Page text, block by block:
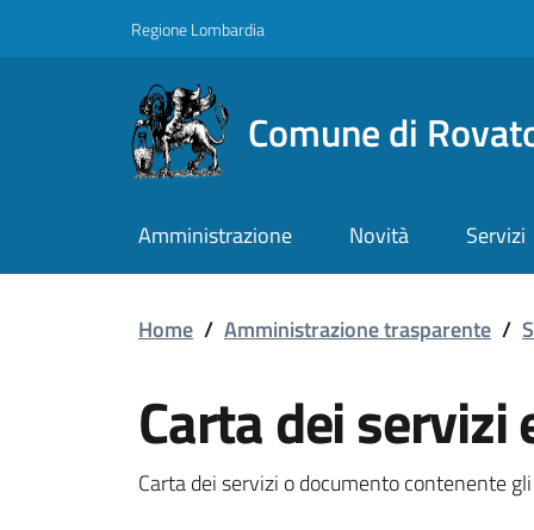
Regione Lombardia
Comune di
Amministrazione Novità Servizi
Carta dei servizi e
Home / Amministrazione trasparente /
Carta dei
Carta dei servizi o documento contenente